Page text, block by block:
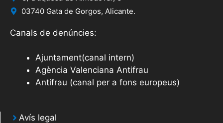
03740 Gata de Gorgos, Alicante.
Canals de denúncies:
Ajuntament(canal intern)
Agència Valenciana Antifrau
Antifrau (canal per a fons europeus)
Avís legal